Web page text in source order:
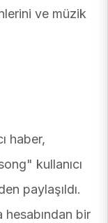
ve müzik
haber,
kullanıcı
paylaşıldı.
bir